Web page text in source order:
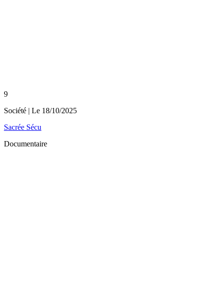
9
Société | Le 18/10/2025
Sacrée Sécu
Documentaire